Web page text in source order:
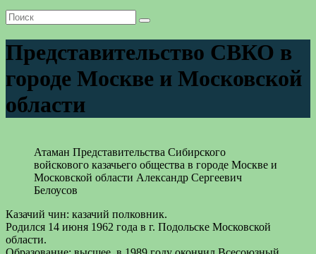
Представительство СВКО в
городе Москве и Московской
области
Атаман Представительства Сибирского
войскового казачьего общества в городе Москве и
Московской области Александр Сергеевич
Белоусов
Казачий чин: казачий полковник.
Родился 14 июня 1962 года в г. Подольске Московской
области.